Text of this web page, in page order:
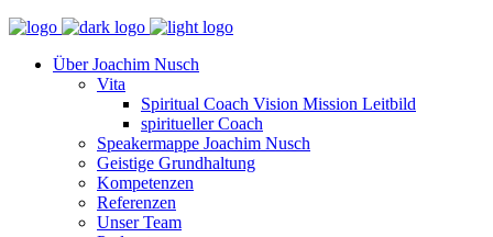
Über Joachim Nusch
Vita
Spiritual Coach Vision Mission Leitbild
spiritueller Coach
Speakermappe Joachim Nusch
Geistige Grundhaltung
Kompetenzen
Referenzen
Unser Team